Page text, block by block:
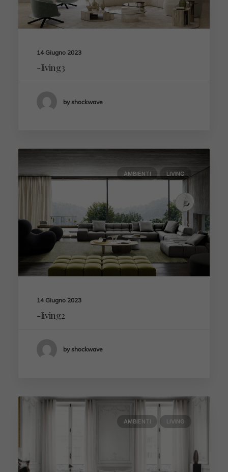
14 Giugno 2023
-living3
by shockwave
AMBIENTI LIVING
14 Giugno 2023
-living2
by shockwave
AMBIENTI LIVING